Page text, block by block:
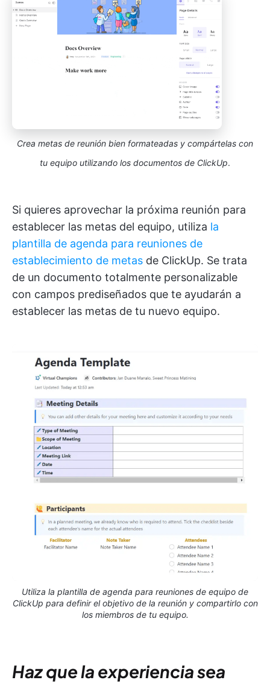
Crea metas de reunión bien formateadas y compártelas con
tu equipo utilizando los documentos de ClickUp.
Si quieres aprovechar la próxima reunión para
establecer las metas del equipo, utiliza la
plantilla de agenda para reuniones de
establecimiento de metas de ClickUp. Se trata
de un documento totalmente personalizable
con campos prediseñados que te ayudarán a
establecer las metas de tu nuevo equipo.
Utiliza la plantilla de agenda para reuniones de equipo de
ClickUp para definir el objetivo de la reunión y compartirlo con
los miembros de tu equipo.
Haz que la experiencia sea